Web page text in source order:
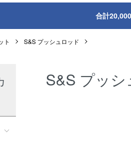
合計
ト S&S プッシュロッド
S&S プッシ